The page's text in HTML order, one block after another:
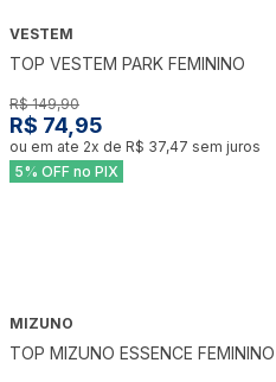
VESTEM
TOP VESTEM PARK FEMININO
R$ 149,90
R$ 74,95
ou em ate 2x de R$ 37,47 sem juros
5% OFF no PIX
MIZUNO
TOP MIZUNO ESSENCE FEMININO